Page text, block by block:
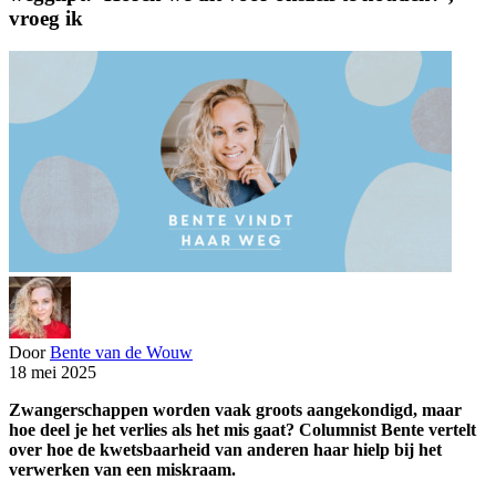
vroeg ik
Door Bente van de Wouw
18 mei 2025
Zwangerschappen worden vaak groots aangekondigd, maar
hoe deel je het verlies als het mis gaat? Columnist Bente vertelt
over hoe de kwetsbaarheid van anderen haar hielp bij het
verwerken van een miskraam.